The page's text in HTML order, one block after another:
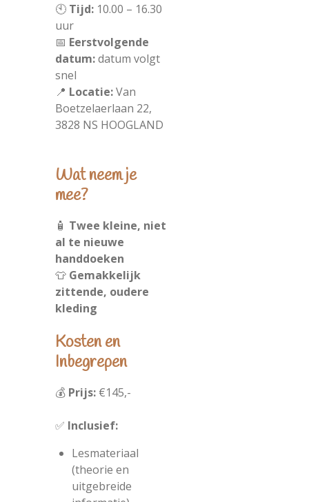
🕙 Tijd: 10.00 – 16.30
uur
📅 Eerstvolgende
datum:datum volgt
snel
📍 Locatie:Van
Boetzelaerlaan 22,
3828 NS HOOGLAND
Wat neem je
mee?
🧴 Twee kleine, niet
al te nieuwe
handdoeken
👕 Gemakkelijk
zittende, oudere
kleding
Kosten en
Inbegrepen
💰 Prijs: €145,-
✅ Inclusief:
Lesmateriaal
(theorie en
uitgebreide